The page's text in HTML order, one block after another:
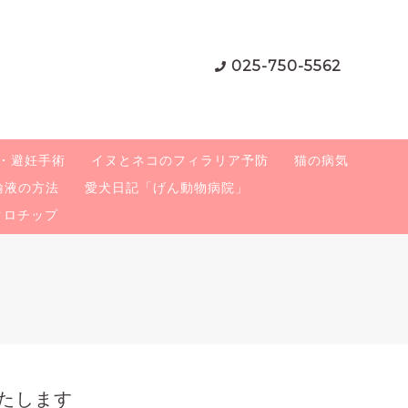
025-750-5562
避妊手術 イヌとネコのフィラリア予防
猫の病気
液の方法
愛犬日記「げん動物病院」
ロチップ
します